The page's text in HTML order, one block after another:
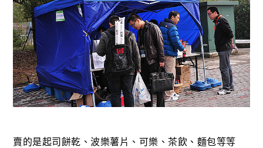
賣的是起司餅乾、波樂薯片、可樂、茶飲、麵包等等